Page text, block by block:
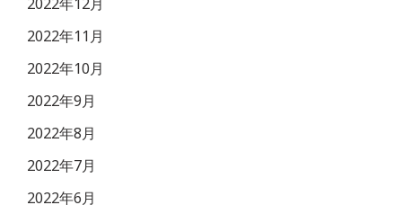
2022年11月
2022年10月
2022年9月
2022年8月
2022年7月
2022年6月